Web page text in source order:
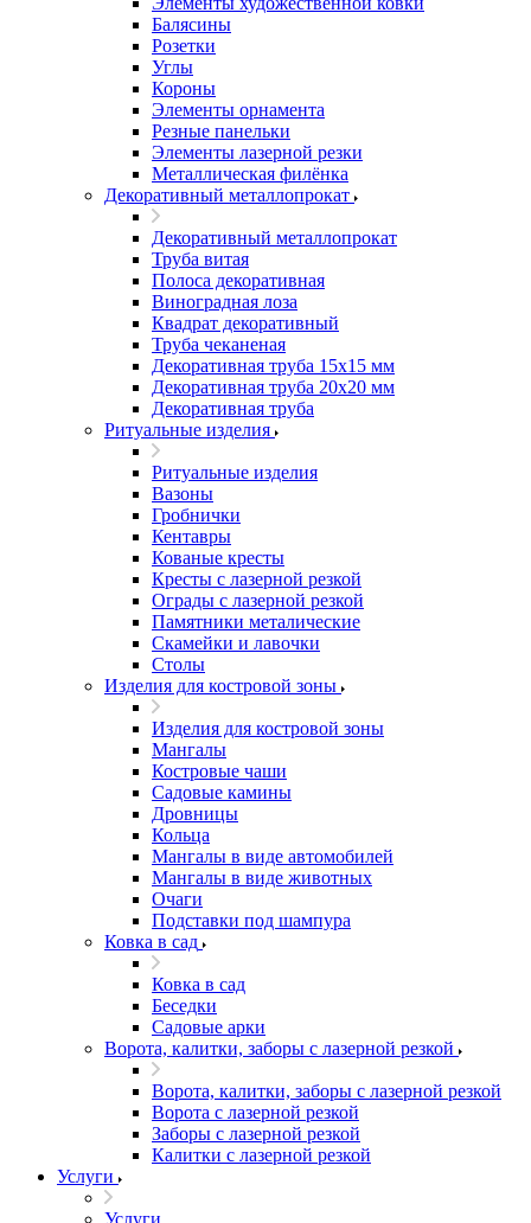
Балясины
Розетки
Углы
Короны
Элементы орнамента
Резные панельки
Элементы лазерной резки
Металлическая филёнка
Декоративный металлопрокат
Декоративный металлопрокат
Труба витая
Полоса декоративная
Виноградная лоза
Квадрат декоративный
Труба чеканеная
Декоративная труба 15х15 мм
Декоративная труба 20х20 мм
Декоративная труба
Ритуальные изделия
Ритуальные изделия
Вазоны
Гробнички
Кентавры
Кованые кресты
Кресты с лазерной резкой
Ограды с лазерной резкой
Памятники металические
Скамейки и лавочки
Столы
Изделия для костровой зоны
Изделия для костровой зоны
Мангалы
Костровые чаши
Садовые камины
Дровницы
Кольца
Мангалы в виде автомобилей
Мангалы в виде животных
Очаги
Подставки под шампура
Ковка в сад
Ковка в сад
Беседки
Садовые арки
Ворота, калитки, заборы с лазерной резкой
Ворота, калитки, заборы с лазерной резкой
Ворота с лазерной резкой
Заборы с лазерной резкой
Калитки с лазерной резкой
Услуги
Услуги